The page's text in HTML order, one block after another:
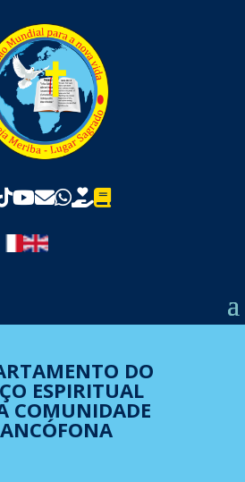
DO
ESPIRITUAL
COMUNIDADE